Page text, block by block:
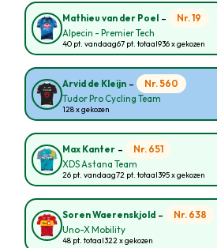
Mathieu van der Poel - Nr. 19
Alpecin - Premier Tech
40 pt. vandaag67 pt. totaal936 x gekozen
Arvid de Kleijn - Nr. 560
Tudor Pro Cycling Team
128 x gekozen
Max Kanter - Nr. 651
XDS Astana Team
26 pt. vandaag72 pt. totaal395 x gekozen
Soren Waerenskjold - Nr. 638
Uno-X Mobility
48 pt. totaal322 x gekozen